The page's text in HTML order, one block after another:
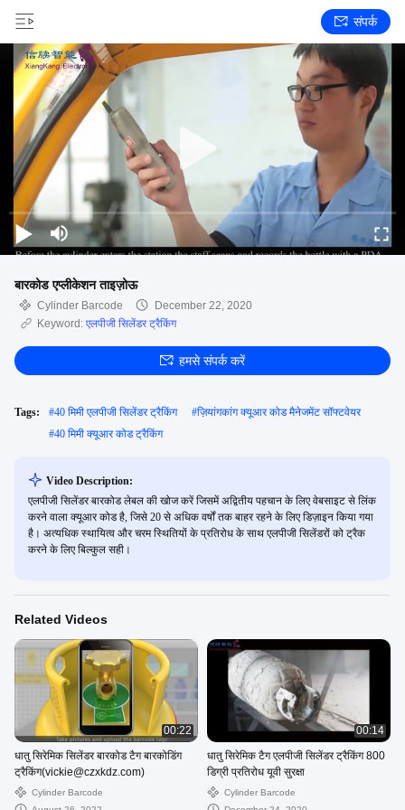
संपर्क
बारकोड एप्लीकेशन ताइज़ोऊ
Cylinder Barcode
December 22, 2020
Keyword: एलपीजी सिलेंडर ट्रैकिंग
हमसे संपर्क करें
Tags: #40 मिमी एलपीजी सिलेंडर ट्रैकिंग #ज़ियांगकांग क्यूआर कोड मैनेजमेंट सॉफ्टवेयर
#40 मिमी क्यूआर कोड ट्रैकिंग
Video Description:
एलपीजी सिलेंडर बारकोड लेबल की खोज करें जिसमें अद्वितीय पहचान के लिए वेबसाइट से लिंक
करने वाला क्यूआर कोड है, जिसे 20 से अधिक वर्षों तक बाहर रहने के लिए डिज़ाइन किया गया
है। अत्यधिक स्थायित्व और चरम स्थितियों के प्रतिरोध के साथ एलपीजी सिलेंडरों को ट्रैक
करने के लिए बिल्कुल सही।
Related Videos
00:22
धातु सिरेमिक सिलेंडर बारकोड टैग बारकोडिंग
ट्रैकिंग(vickie@czxkdz.com)
Cylinder Barcode
00:14
धातु सिरेमिक टैग एलपीजी सिलेंडर ट्रैकिंग 800
डिग्री प्रतिरोध यूवी सुरक्षा
Cylinder Barcode